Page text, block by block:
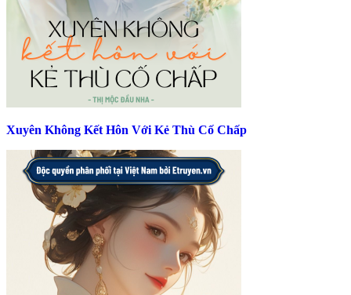
Xuyên Không Kết Hôn Với Kẻ Thù Cố Chấp